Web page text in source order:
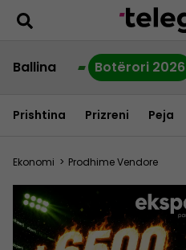
Ballina Botërori 2026
Prishtina Prizreni Peja
Ekonomi > Prodhime Vendore